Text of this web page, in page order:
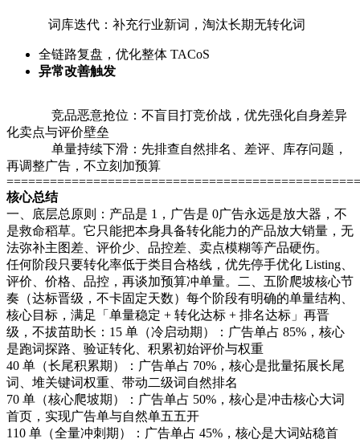
词库迭代：补充行业新词，淘汰长期无转化词
全链路复盘，优化整体 TACoS
异常改善触发
竞品恶意抢位：不盲目打竞价战，优先强化自身差异
化卖点与评价壁垒
单量持续下滑：先排查自然排名、差评、库存问题，
再调整广告，不立刻加预算
核心总结
一、底层总原则：产品是 1，广告是 0广告永远是放大器，不
是救命稻草。它只能把本身具备转化能力的产品放大销量，无
法弥补主图差、评价少、品控差、卖点模糊等产品硬伤。
任何阶段只要转化率低于类目合格线，优先停手优化 Listing、
评价、价格、品控，再谈加预算冲单量。二、五阶爬坡核心节
奏（达标晋级，不卡固定天数）每个阶段有明确的单量结构、
核心目标，满足「单量稳定 + 转化达标 + 排名达标」再晋
级，不拔苗助长：15 单（冷启动期）：广告单占 85%，核心
是跑词探路、验证转化、积累初始评价与权重
40 单（长尾积累期）：广告单占 70%，核心是批量拓展长尾
词、堆关键词权重、带动二级词自然排名
70 单（核心爬坡期）：广告单占 50%，核心是冲击核心大词
首页，实现广告单与自然单五五开
110 单（全量冲刺期）：广告单占 45%，核心是大词站稳首